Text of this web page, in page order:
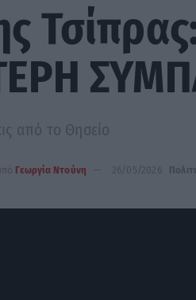
από το Θησείο
Γεωργία Ντούνη 26/05/2026